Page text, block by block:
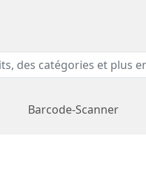
Barcode-Scanner